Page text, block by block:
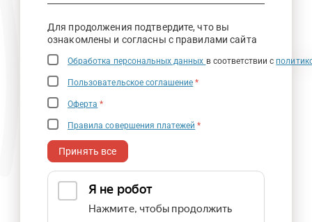
Для продолжения подтвердите, что вы
ознакомлены и согласны с правилами сайта
Обработка персональных данных в соответствии с
Пользовательское соглашение *
Оферта *
Правила совершения платежей *
Принять все